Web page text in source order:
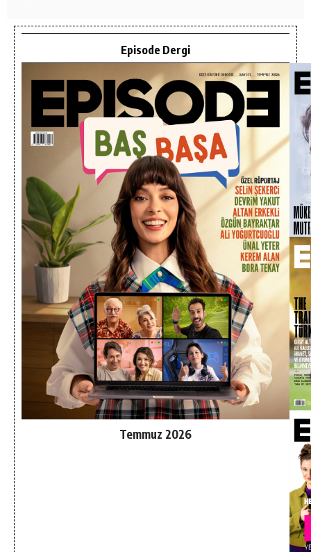
Episode Dergi
Temmuz 2026